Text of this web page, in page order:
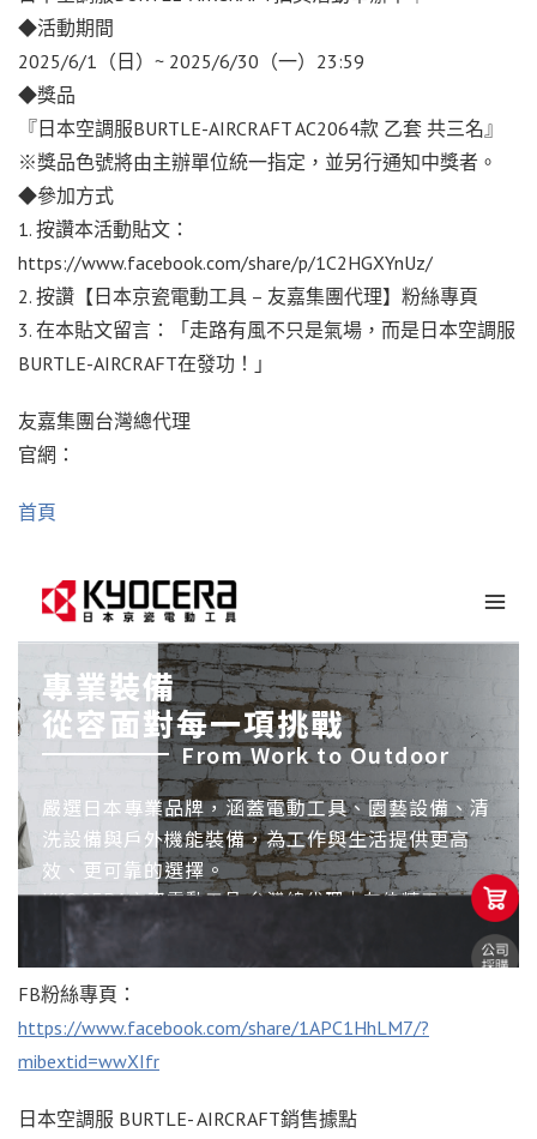
◆活動期間
2025/6/1（日）~ 2025/6/30（一）23:59
◆獎品
『日本空調服BURTLE-AIRCRAFT AC2064款 乙套 共三名』
※獎品色號將由主辦單位統一指定，並另行通知中獎者。
◆參加方式
1. 按讚本活動貼文：
https://www.facebook.com/share/p/1C2HGXYnUz/
2. 按讚【日本京瓷電動工具 – 友嘉集團代理】粉絲專頁
3. 在本貼文留言：「走路有風不只是氣場，而是日本空調服
BURTLE-AIRCRAFT在發功！」
友嘉集團台灣總代理
官網：
首頁
FB粉絲專頁：
https://www.facebook.com/share/1APC1HhLM7/?
mibextid=wwXIfr
日本空調服 BURTLE- AIRCRAFT銷售據點